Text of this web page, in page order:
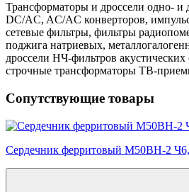
Трансформаторы и дроссели одно- и
DC/AC, AC/AC конверторов,
сетевые фильтры, фильтры
поджига натриевых,
дроссели НЧ-фильтров
строчные трансформаторы ТВ-
Сопутствующие товары
Сердечник ферритовый М50ВН-2